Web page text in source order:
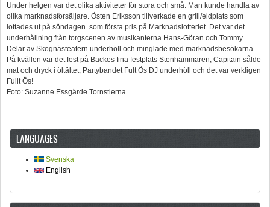
Under helgen var det olika aktiviteter för stora och små. Man kunde handla av
olika marknadsförsäljare. Östen Eriksson tillverkade en grill/eldplats som
lottades ut på söndagen som första pris på Marknadslotteriet. Det var det
underhållning från torgscenen av musikanterna Hans-Göran och Tommy.
Delar av Skognästeatern underhöll och minglade med marknadsbesökarna.
På kvällen var det fest på Backes fina festplats Stenhammaren, Capitain sålde
mat och dryck i öltältet, Partybandet Fult Ös DJ underhöll och det var verkligen
Fullt Ös!
Foto: Suzanne Essgärde Tornstierna
LANGUAGES
Svenska
English